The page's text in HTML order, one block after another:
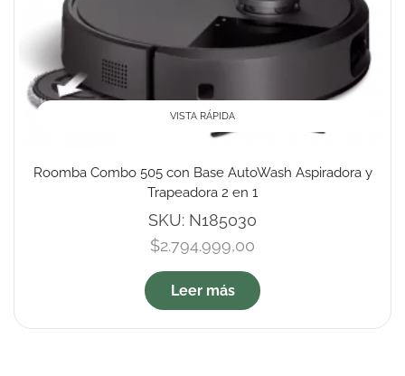
VISTA RÁPIDA
Roomba Combo 505 con Base AutoWash Aspiradora y
Trapeadora 2 en 1
SKU: N185030
$2.794.999,00
Leer más